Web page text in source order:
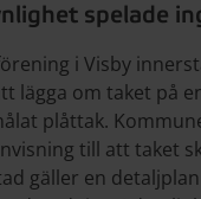
spelade
i Visby
lägga om taket på
plåttak.
till att taket
gäller en